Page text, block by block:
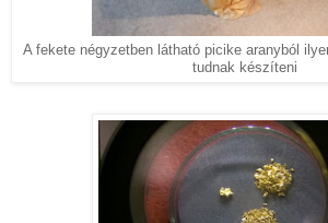
A fekete négyzetben látható picike aranyból
tudnak készíteni